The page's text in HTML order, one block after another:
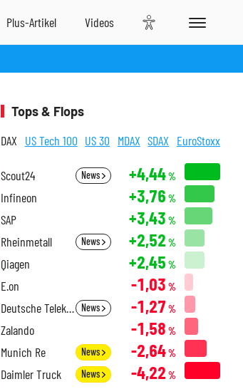
Tops & Flops
DAX US Tech 100 US 30 MDAX SDAX EuroStoxx
Scout24 News +4,44%
Infineon +3,76 %
SAP +3,43 %
Rheinmetall News +2,52 %
Qiagen +2,45 %
E.on -1,03 %
Deutsche Telekom News -1,27 %
Zalando -1,58 %
Munich Re News -2,64%
Daimler Truck News -4,22 %